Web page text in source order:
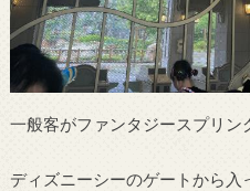
一般客がファンタジースプリン
ディズニーシーのゲートから入